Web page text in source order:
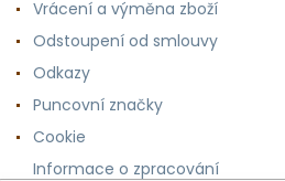
Vrácení a výměna zboží
Odstoupení od smlouvy
Odkazy
Puncovní značky
Cookie
Informace o zpracování